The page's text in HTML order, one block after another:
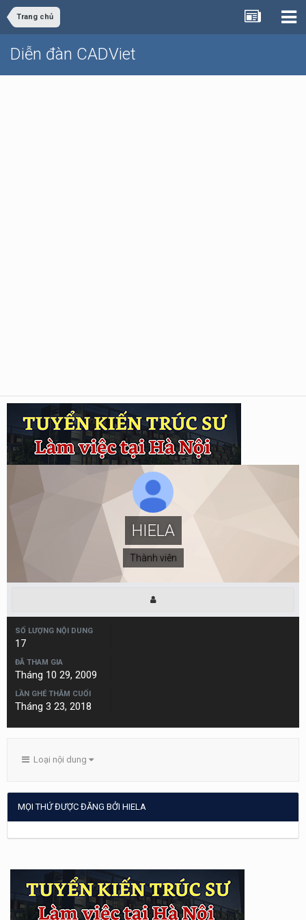
Trang chủ
Diễn đàn CADViet
HIELA
Thành viên
SỐ LƯỢNG NỘI DUNG
17
ĐÃ THAM GIA
Tháng 10 29, 2009
LẦN GHÉ THĂM CUỐI
Tháng 3 23, 2018
Loại nội dung
MỌI THỨ ĐƯỢC ĐĂNG BỞI HIELA